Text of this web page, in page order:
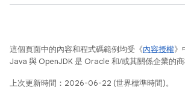
這個頁面中的內容和程式碼範例均受《內容授權》
Java 與 OpenJDK 是 Oracle 和/或其關係企業的商
上次更新時間：2026-06-22 (世界標準時間)。